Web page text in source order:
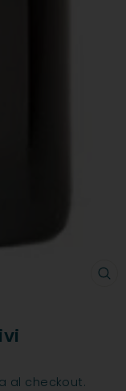
al checkout.